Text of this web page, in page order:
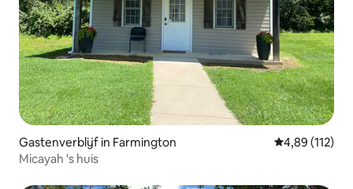
Gastenverblijf in Farmington Gemiddelde
4,89 (112)
Micayah 's huis